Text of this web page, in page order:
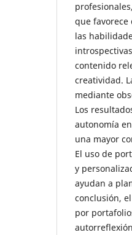
que
las
contenido
creatividad.
mediante
Los
autonomía
una mayor
El uso de
y
ayudan a
conclusión,
por